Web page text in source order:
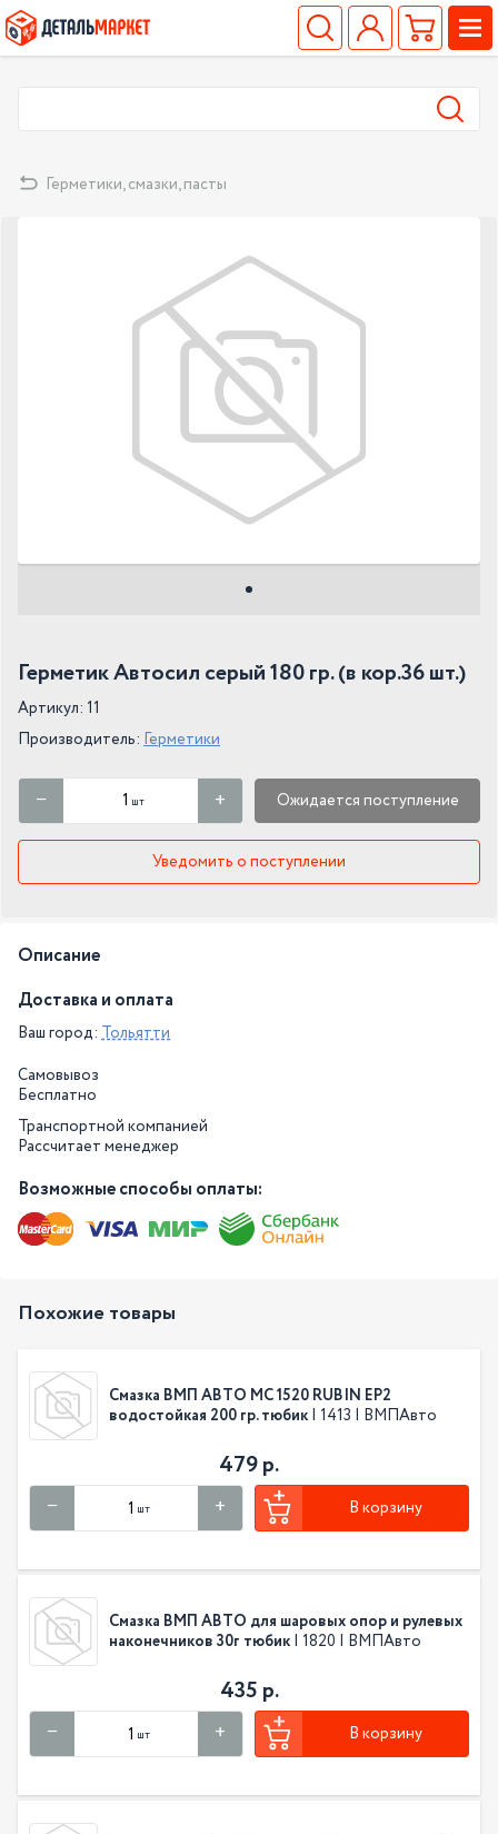
Герметики, смазки, пасты
Герметик Автосил серый 180 гр. (в кор.36 шт.)
Артикул: 11
Производитель: Герметики
шт Ожидается поступление
Уведомить о поступлении
Описание
Доставка и оплата
Ваш город: Тольятти
Самовывоз
Бесплатно
Транспортной компанией
Рассчитает менеджер
Возможные способы оплаты:
Похожие товары
Смазка ВМП АВТО МС 1520 RUBIN EP2
водостойкая 200 гр. тюбик | 1413 | ВМПАвто
479 р.
шт В корзину
Смазка ВМП АВТО для шаровых опор и рулевых
наконечников 30г тюбик | 1820 | ВМПАвто
435 р.
шт В корзину